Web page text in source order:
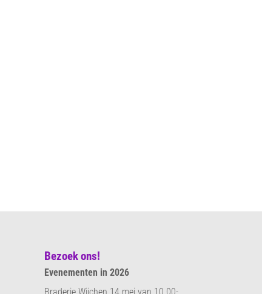
Bezoek ons!
Evenementen in 2026